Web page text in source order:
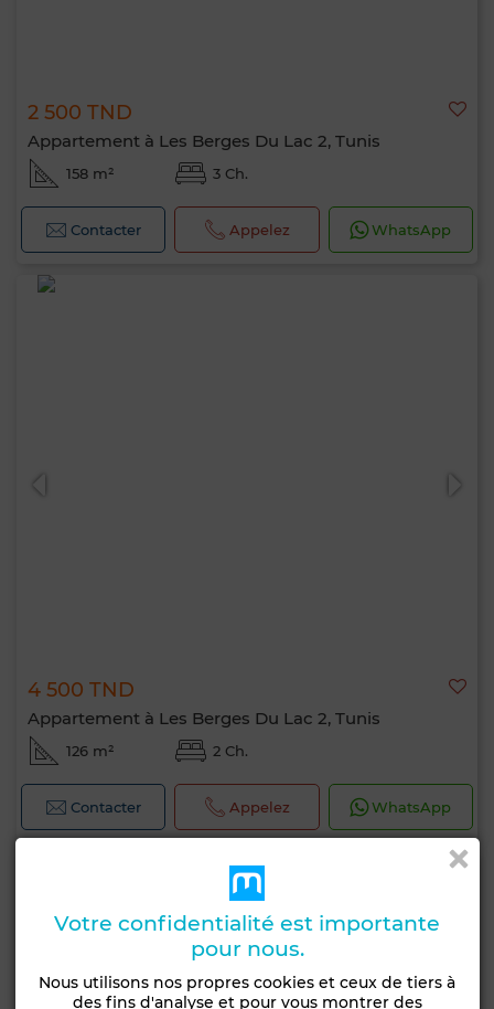
2 500 TND
Appartement à Les Berges Du Lac 2, Tunis
158 m² 3 Ch.
Contacter Appelez WhatsApp
4 500 TND
Appartement à Les Berges Du Lac 2, Tunis
126 m² 2 Ch.
Contacter Appelez WhatsApp
Votre confidentialité est importante
pour nous.
Nous utilisons nos propres cookies et ceux de tiers à
des fins d'analyse et pour vous montrer des